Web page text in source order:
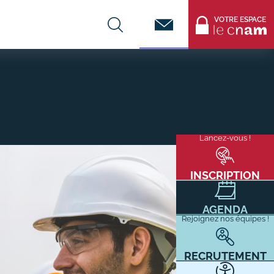
Menu
flottant
Lancez-vous !
INSCRIPTION
AGENDA
Rejoignez nos équipes !
RECRUTEMENT
VOTRE ESPACE
Accueillir un alternant ?
Taxe d'apprentissage
Infos enseignants
Être enseignant au Cnam
Infos partenaires
Liste des partenaires